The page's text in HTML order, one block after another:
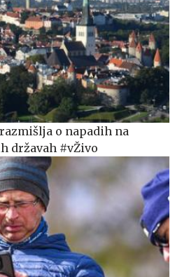
o napadih na
državah #vŽivo